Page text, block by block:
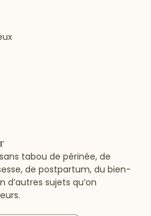
tabou de périnée, de
de postpartum, du bien-
sujets qu’on